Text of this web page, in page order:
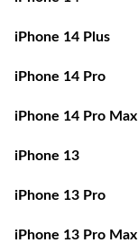
iPhone 14 Plus
iPhone 14 Pro
iPhone 14 Pro Max
iPhone 13
iPhone 13 Pro
iPhone 13 Pro Max